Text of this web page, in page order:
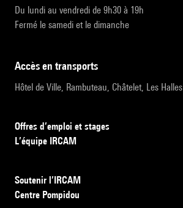
Du lundi au vendredi de 9h30 à 19h
Fermé le samedi et le dimanche
accès en transports
Hôtel de Ville, Rambuteau, Châtelet, Les Halles
Offres d’emploi et stages
L’équipe IRCAM
Soutenir l’IRCAM
Centre Pompidou